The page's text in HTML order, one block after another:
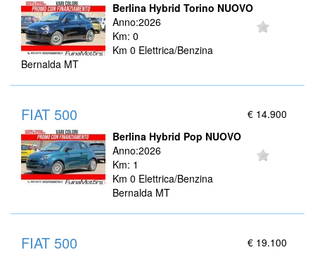
Berlina Hybrid Torino NUOVO
Anno:2026
Km: 0
Km 0 Elettrica/Benzina
Bernalda MT
€ 14.900
FIAT 500
Berlina Hybrid Pop NUOVO
Anno:2026
Km: 1
Km 0 Elettrica/Benzina
Bernalda MT
€ 19.100
FIAT 500